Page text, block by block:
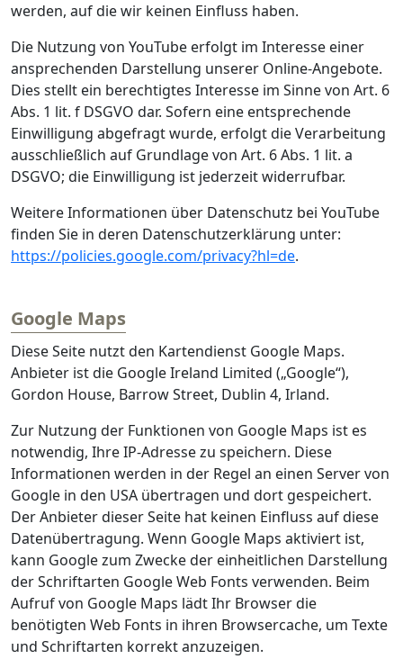
werden, auf die wir keinen Einfluss haben.
Die Nutzung von YouTube erfolgt im Interesse einer
ansprechenden Darstellung unserer Online-Angebote.
Dies stellt ein berechtigtes Interesse im Sinne von Art. 6
Abs. 1 lit. f DSGVO dar. Sofern eine entsprechende
Einwilligung abgefragt wurde, erfolgt die Verarbeitung
ausschließlich auf Grundlage von Art. 6 Abs. 1 lit. a
DSGVO; die Einwilligung ist jederzeit widerrufbar.
Weitere Informationen über Datenschutz bei YouTube
finden Sie in deren Datenschutzerklärung unter:
https://policies.google.com/privacy?hl=de.
Google Maps
Diese Seite nutzt den Kartendienst Google Maps.
Anbieter ist die Google Ireland Limited („Google“),
Gordon House, Barrow Street, Dublin 4, Irland.
Zur Nutzung der Funktionen von Google Maps ist es
notwendig, Ihre IP-Adresse zu speichern. Diese
Informationen werden in der Regel an einen Server von
Google in den USA übertragen und dort gespeichert.
Der Anbieter dieser Seite hat keinen Einfluss auf diese
Datenübertragung. Wenn Google Maps aktiviert ist,
kann Google zum Zwecke der einheitlichen Darstellung
der Schriftarten Google Web Fonts verwenden. Beim
Aufruf von Google Maps lädt Ihr Browser die
benötigten Web Fonts in ihren Browsercache, um Texte
und Schriftarten korrekt anzuzeigen.